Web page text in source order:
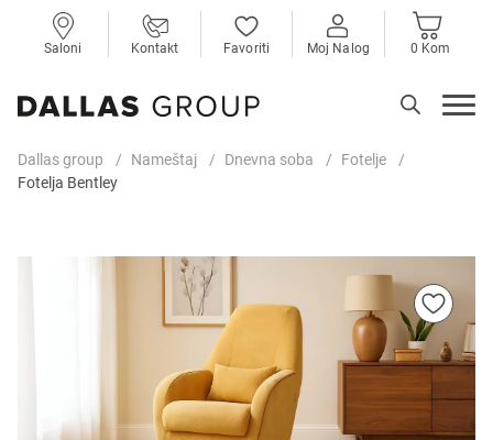
Saloni Kontakt Favoriti Moj Nalog 0 Kom
Dallas group Nameštaj Dnevna soba
Fotelje
Fotelja Bentley